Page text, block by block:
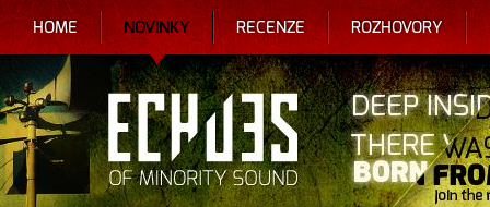
HOME NOVINKY RECENZE ROZHOVORY